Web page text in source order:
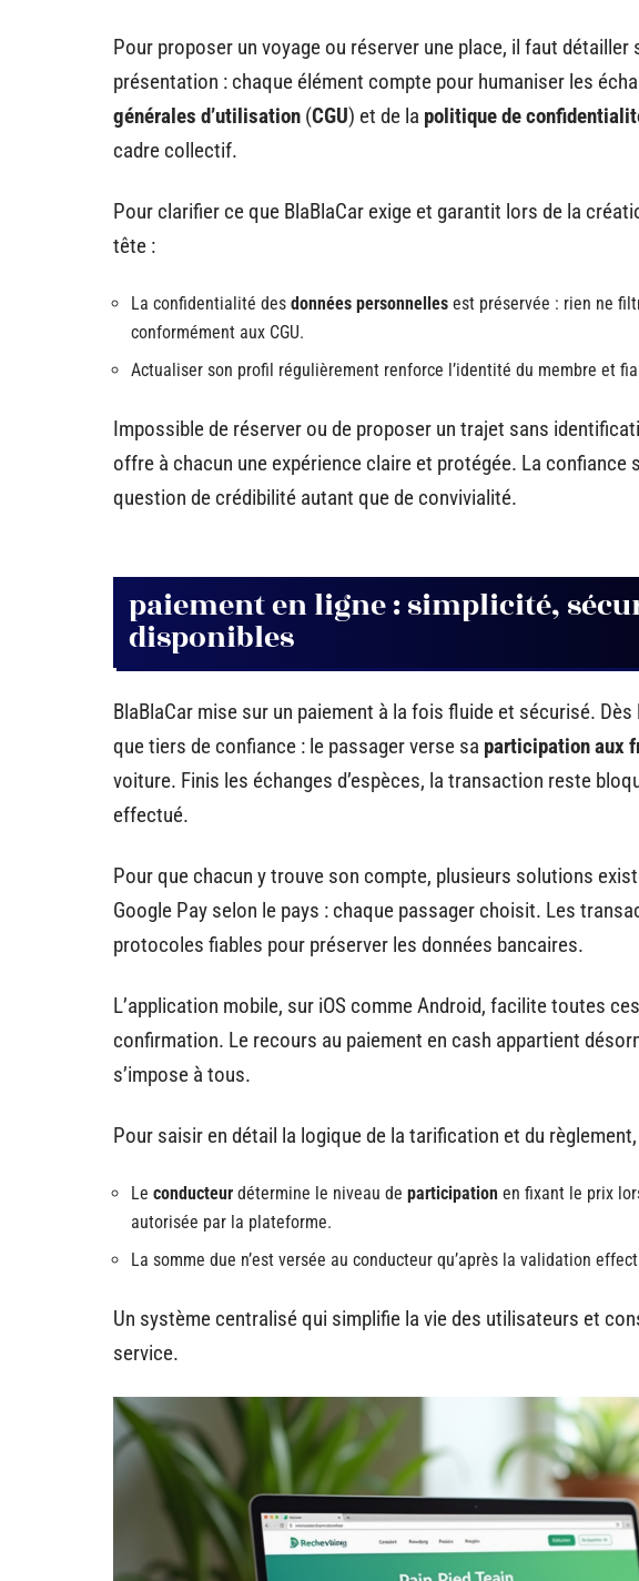
Pour proposer un voyage ou réserver une place, il faut détailler
présentation : chaque élément compte pour humaniser les
générales d’utilisation (CGU) et de la politique de
cadre collectif.
Pour clarifier ce que BlaBlaCar exige et garantit lors de la
tête :
La confidentialité des données personnelles est préservée : rien ne
conformément aux CGU.
Actualiser son profil régulièrement renforce l’identité du membre et
Impossible de réserver ou de proposer un trajet sans
offre à chacun une expérience claire et protégée. La confiance
question de crédibilité autant que de convivialité.
paiement en ligne : simplicité,
disponibles
BlaBlaCar mise sur un paiement à la fois fluide et sécurisé.
que tiers de confiance : le passager verse sa participation aux
voiture. Finis les échanges d’espèces, la transaction reste
effectué.
Pour que chacun y trouve son compte, plusieurs solutions
Google Pay selon le pays : chaque passager choisit. Les
protocoles fiables pour préserver les données bancaires.
L’application mobile, sur iOS comme Android, facilite toutes
confirmation. Le recours au paiement en cash appartient
s’impose à tous.
Pour saisir en détail la logique de la tarification et du
Le conducteur détermine le niveau de participation en fixant le prix
autorisée par la plateforme.
La somme due n’est versée au conducteur qu’après la validation
Un système centralisé qui simplifie la vie des utilisateurs et
service.